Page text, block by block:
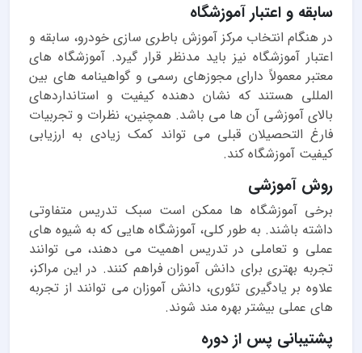
سابقه و اعتبار آموزشگاه
در هنگام انتخاب مرکز آموزش باطری سازی خودرو، سابقه و
اعتبار آموزشگاه نیز باید مدنظر قرار گیرد. آموزشگاه های
معتبر معمولاً دارای مجوزهای رسمی و گواهینامه های بین
المللی هستند که نشان دهنده کیفیت و استانداردهای
بالای آموزشی آن ها می باشد. همچنین، نظرات و تجربیات
فارغ التحصیلان قبلی می تواند کمک زیادی به ارزیابی
کیفیت آموزشگاه کند.
روش آموزشی
برخی آموزشگاه ها ممکن است سبک تدریس متفاوتی
داشته باشند. به طور کلی، آموزشگاه هایی که به شیوه های
عملی و تعاملی در تدریس اهمیت می دهند، می توانند
تجربه بهتری برای دانش آموزان فراهم کنند. در این مراکز،
علاوه بر یادگیری تئوری، دانش آموزان می توانند از تجربه
های عملی بیشتر بهره مند شوند.
پشتیبانی پس از دوره